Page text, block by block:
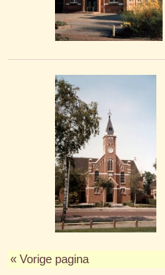
« Vorige pagina